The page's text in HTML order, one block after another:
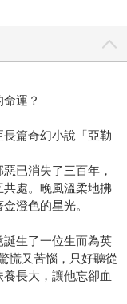
有這樣的念頭
不再有英雄感，也
灑熱血而死。她
是卻得到一個不
司轉戰到一家知名
個以七年級為主
有命要革，沒有
不在和平中消
沒有戰場……遊戲
寫著《無用武之
麼。 從義大利回到
沒有換的是她繼
運？
篇奇幻小說「亞勒
已消失了三百年，
處。晚風溫柔地拂
澄色的星光。
生了一位生而為英
慌又苦惱，只好聽從
長大，讓他忘卻血